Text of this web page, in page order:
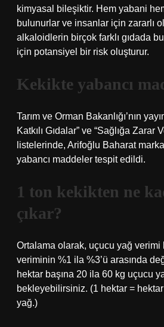
kimyasal bileşiktir. Hem yabani
bulunurlar ve insanlar için zararlı
alkaloidlerin birçok farklı gıdada
için potansiyel bir risk oluşturur.
Kekikte yabancı
Tarım ve Orman Bakanlığı’nın
Katkılı Gıdalar” ve “Sağlığa Zarar
listelerinde, Arifoğlu Baharat
yabancı maddeler tespit edildi.
1 ton kekikten ne
çıkar?
Ortalama olarak, uçucu yağ verimi
veriminin %1 ila %3’ü arasında
hektar başına 20 ila 60 kg uçucu
bekleyebilirsiniz. (1 hektar =
yağ.)